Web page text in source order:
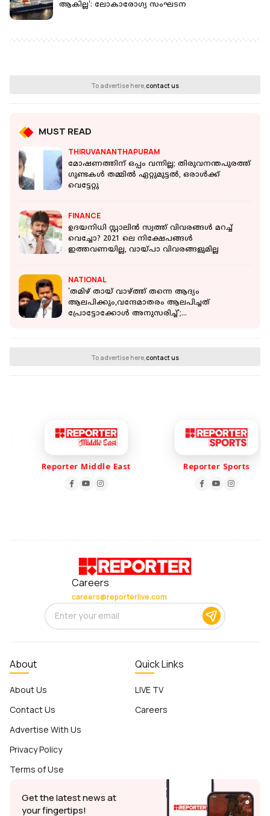
ആകില്ല': ലോകാരോഗ്യ സംഘടന
To advertise here,contact us
MUST READ
THIRUVANANTHAPURAM
മോഷണത്തിന് ഒപ്പം വന്നില്ല; തിരുവനന്തപുരത്ത്
ഗുണ്ടകള്‍ തമ്മില്‍ ഏറ്റുമുട്ടല്‍, ഒരാള്‍ക്ക്
വെട്ടേറ്റു
FINANCE
ഉദയനിധി സ്റ്റാലിന്‍ സ്വത്ത് വിവരങ്ങള്‍ മറച്ച്
വെച്ചോ? 2021 ലെ നിക്ഷേപങ്ങള്‍
ഇത്തവണയില്ല, വായ്പാ വിവരങ്ങളുമില്ല
NATIONAL
'തമിഴ് തായ് വാഴ്ത്ത് തന്നെ ആദ്യം
ആലപിക്കും,വന്ദേമാതരം ആലപിച്ചത്
പ്രോട്ടോക്കോൾ അനുസരിച്ച്';
To advertise here,contact us
Reporter Middle East Reporter Sports
Careers
careers@reporterlive.com
About
About Us
Contact Us
Advertise With Us
Privacy Policy
Terms of Use
Quick Links
LIVE TV
Careers
Get the latest news at
your fingertips!